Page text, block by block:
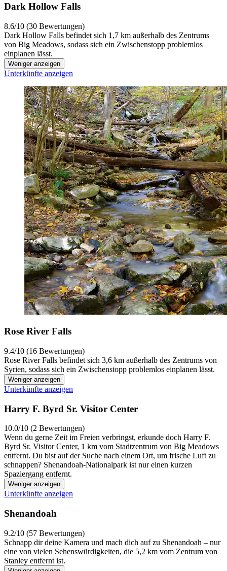
Dark Hollow Falls
8.6/10 (30 Bewertungen)
Dark Hollow Falls befindet sich 1,7 km außerhalb des Zentrums
von Big Meadows, sodass sich ein Zwischenstopp problemlos
einplanen lässt.
Weniger anzeigen
Unterkünfte anzeigen
Rose River Falls
9.4/10 (16 Bewertungen)
Rose River Falls befindet sich 3,6 km außerhalb des Zentrums von
Syrien, sodass sich ein Zwischenstopp problemlos einplanen lässt.
Weniger anzeigen
Unterkünfte anzeigen
Harry F. Byrd Sr. Visitor Center
10.0/10 (2 Bewertungen)
Wenn du gerne Zeit im Freien verbringst, erkunde doch Harry F.
Byrd Sr. Visitor Center, 1 km vom Stadtzentrum von Big Meadows
entfernt. Du bist auf der Suche nach einem Ort, um frische Luft zu
schnappen? Shenandoah-Nationalpark ist nur einen kurzen
Spaziergang entfernt.
Weniger anzeigen
Unterkünfte anzeigen
Shenandoah
9.2/10 (57 Bewertungen)
Schnapp dir deine Kamera und mach dich auf zu Shenandoah – nur
eine von vielen Sehenswürdigkeiten, die 5,2 km vom Zentrum von
Stanley entfernt ist.